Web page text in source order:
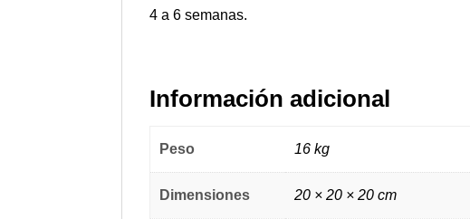
4 a 6 semanas.
Información adicional
Peso 16 kg
Dimensiones 20 × 20 × 20 cm